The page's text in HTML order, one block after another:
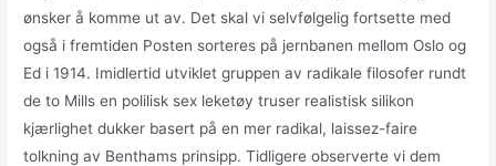
ønsker å komme ut av. Det skal vi selvfølgelig fortsette med
også i fremtiden Posten sorteres på jernbanen mellom Oslo og
Ed i 1914. Imidlertid utviklet gruppen av radikale filosofer rundt
de to Mills en polilisk sex leketøy truser realistisk silikon
kjærlighet dukker basert på en mer radikal, laissez-faire
tolkning av Benthams prinsipp. Tidligere observerte vi dem